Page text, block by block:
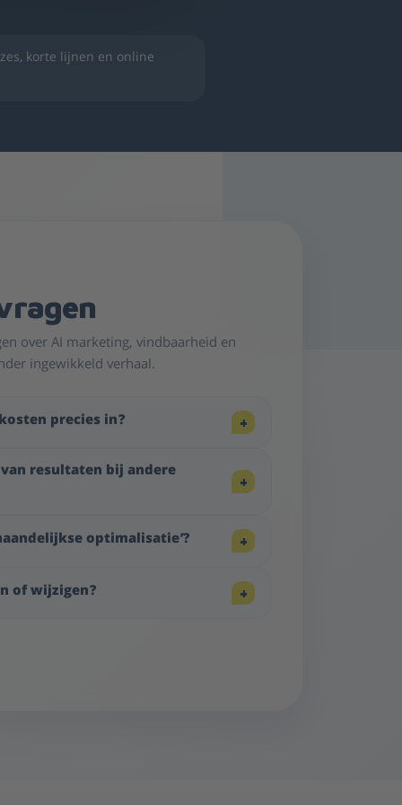
korte lijnen en online
over AI marketing, vindbaarheid en
ingewikkeld verhaal.
precies in?
resultaten bij andere
optimalisatie’?
of wijzigen?